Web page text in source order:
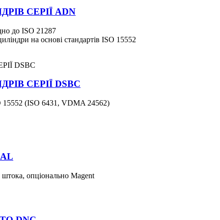
СЕРІЇ ADN
до ISO 21287
на основі стандартів ISO 15552
СЕРІЇ DSBC
15552 (ISO 6431, VDMA 24562)
опціонально Magent